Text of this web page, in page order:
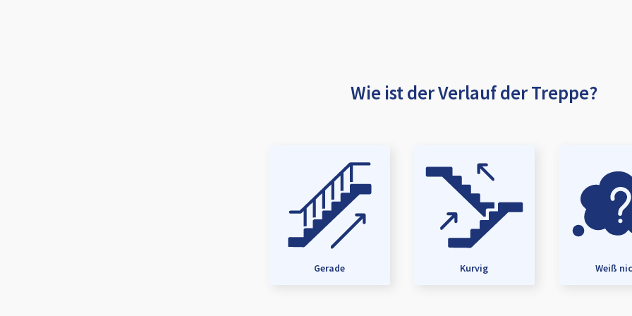
Wie ist der Verlauf der Treppe?
Gerade Kurvig Weiß